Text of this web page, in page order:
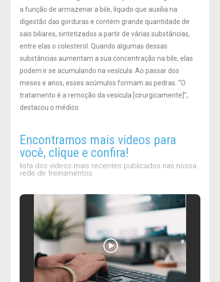
a função de armazenar a bile, líquido que auxilia na
digestão das gorduras e contém grande quantidade de
sais biliares, sintetizados a partir de várias substâncias,
entre elas o colesterol. Quando algumas dessas
substâncias aumentam a sua concentração na bile, elas
podem ir se acumulando na vesícula. Ao passar dos
meses e anos, esses acúmulos formam as pedras. “O
tratamento é a remoção da vesícula [cirurgicamente]”,
destacou o médico.
Encontramos mais videos para
você, clique e confira!
lista dos videos mais recentes publicados nas nossa
rede de treinamentos